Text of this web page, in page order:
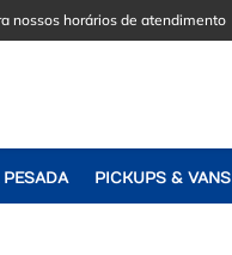
nossos horários de atendimento
PICKUPS & VANS